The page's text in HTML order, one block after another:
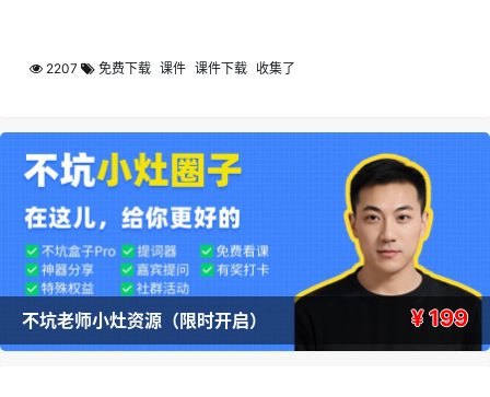
2207 免费下载 课件 课件下载 收集了
不坑老师小灶资源（限时开启） ¥ 199